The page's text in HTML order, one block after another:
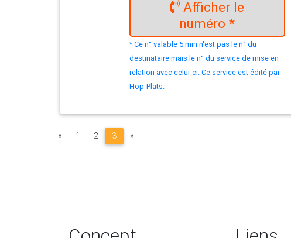
Afficher le
numéro *
* Ce n° valable 5 min n'est pas le n° du
destinataire mais le n° du service de mise en
relation avec celui-ci. Ce service est édité par
Hop-Plats.
« Précédent
1 2 3 »